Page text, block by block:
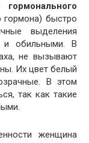
гормона) быстро
выделения
и обильными. В
не вызывают
Их цвет белый
В этом
так как такие
женщина